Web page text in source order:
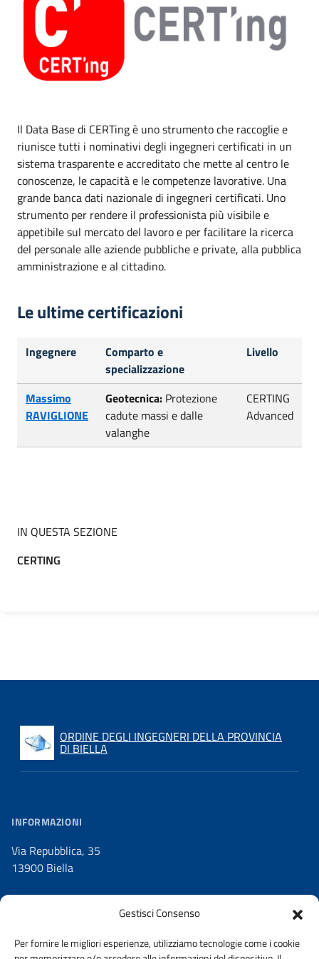
Gestisci Consenso
Per fornire le migliori esperienze, utilizziamo tecnologie come i cookie
Il Data Base di CERTing è uno strumento che raccoglie e
riunisce tutti i nominativi degli ingegneri certificati in un
sistema trasparente e accreditato che mette al centro le
conoscenze, le capacità e le competenze lavorative. Una
grande banca dati nazionale di ingegneri certificati. Uno
strumento per rendere il professionista più visibile e
appetibile sul mercato del lavoro e per facilitare la ricerca
del personale alle aziende pubbliche e private, alla pubblica
amministrazione e al cittadino.
Le ultime certificazioni
Ingegnere
Comparto e
specializzazione
Livello
Massimo
RAVIGLIONE
Geotecnica: Protezione
cadute massi e dalle
valanghe
CERTING
Advanced
IN QUESTA SEZIONE
CERTING
ORDINE DEGLI INGEGNERI DELLA PROVINCIA
DI BIELLA
INFORMAZIONI
Via Repubblica, 35
13900 Biella
C.F.